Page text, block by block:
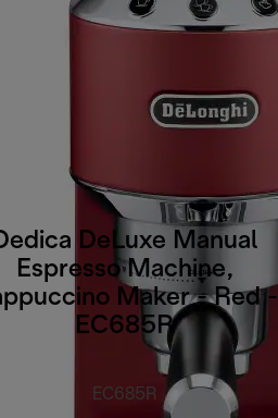
DeLuxe Manual
Espresso Machine,
Maker - Red -
EC685R
EC685R